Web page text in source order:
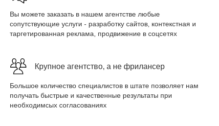
Вы можете заказать в нашем агентстве любые
сопутствующие услуги - разработку сайтов, контекстная и
таргетированная реклама, продвижение в соцсетях
Крупное агентство, а не фрилансер
Большое количество специалистов в штате позволяет нам
получать быстрые и качественные результаты при
необходимсых согласованиях